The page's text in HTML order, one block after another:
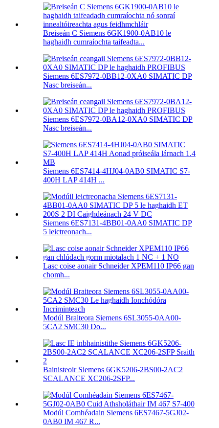
Breiseán C Siemens 6GK1900-0AB10 le
haghaidh cumraíochta taifeadta...
Siemens 6ES7972-0BB12-0XA0 SIMATIC DP
Nasc breiseán...
Siemens 6ES7972-0BA12-0XA0 SIMATIC DP
Nasc breiseán...
Siemens 6ES7414-4HJ04-0AB0 SIMATIC S7-
400H LAP 414H ...
Siemens 6ES7131-4BB01-0AA0 SIMATIC DP
5 leictreonach...
Lasc coise aonair Schneider XPEM110 IP66 gan
chomh...
Modúl Braiteora Siemens 6SL3055-0AA00-
5CA2 SMC30 Do...
Bainisteoir Siemens 6GK5206-2BS00-2AC2
SCALANCE XC206-2SFP...
Modúl Comhéadain Siemens 6ES7467-5GJ02-
0AB0 IM 467 R...